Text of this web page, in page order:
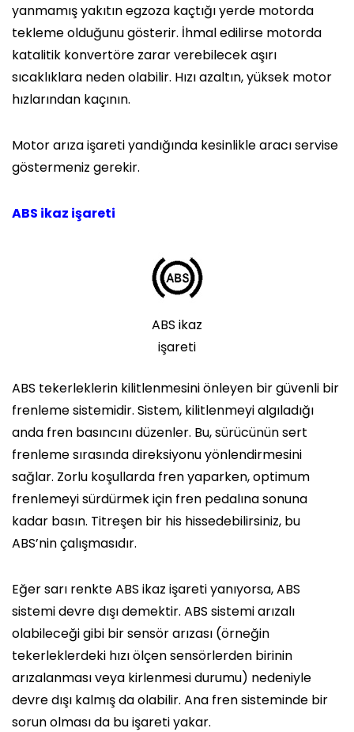
yanmamış yakıtın egzoza kaçtığı yerde motorda
tekleme olduğunu gösterir. İhmal edilirse motorda
katalitik konvertöre zarar verebilecek aşırı
sıcaklıklara neden olabilir. Hızı azaltın, yüksek motor
hızlarından kaçının.
Motor arıza işareti yandığında kesinlikle aracı servise
göstermeniz gerekir.
ABS ikaz işareti
ABS ikaz
işareti
ABS tekerleklerin kilitlenmesini önleyen bir güvenli bir
frenleme sistemidir. Sistem, kilitlenmeyi algıladığı
anda fren basıncını düzenler. Bu, sürücünün sert
frenleme sırasında direksiyonu yönlendirmesini
sağlar. Zorlu koşullarda fren yaparken, optimum
frenlemeyi sürdürmek için fren pedalına sonuna
kadar basın. Titreşen bir his hissedebilirsiniz, bu
ABS’nin çalışmasıdır.
Eğer sarı renkte ABS ikaz işareti yanıyorsa, ABS
sistemi devre dışı demektir. ABS sistemi arızalı
olabileceği gibi bir sensör arızası (örneğin
tekerleklerdeki hızı ölçen sensörlerden birinin
arızalanması veya kirlenmesi durumu) nedeniyle
devre dışı kalmış da olabilir. Ana fren sisteminde bir
sorun olması da bu işareti yakar.